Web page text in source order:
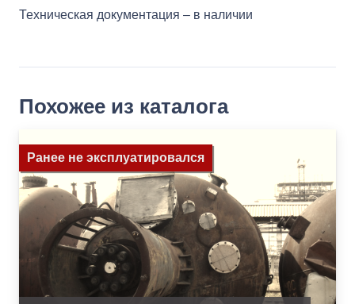
Техническая документация – в наличии
Похожее из каталога
Ранее не эксплуатировался